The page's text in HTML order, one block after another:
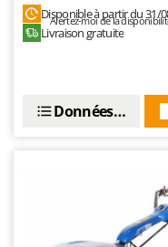
Disponible à partir du 31/
Alertez-moi de la
Livraison gratuite
Données